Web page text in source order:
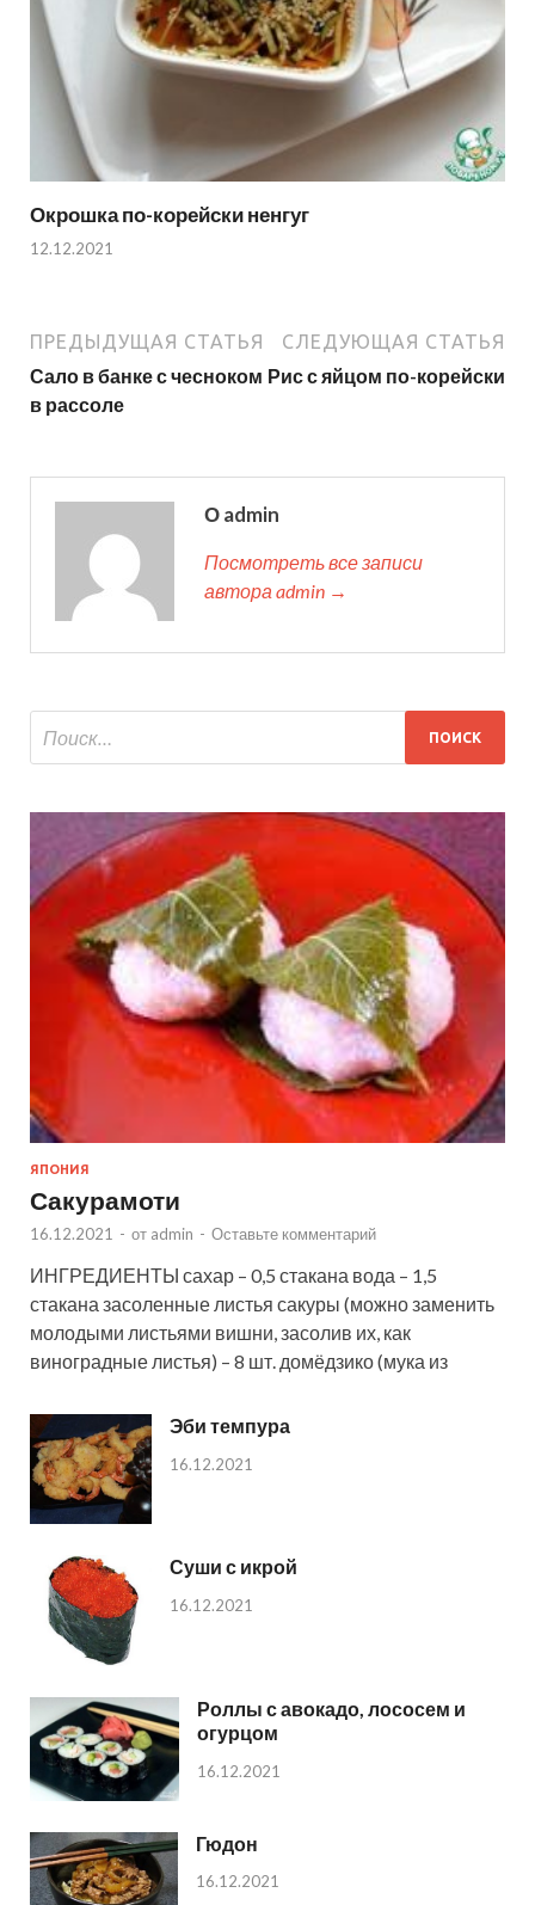
Окрошка по-корейски ненгуг
12.12.2021
ПРЕДЫДУЩАЯ СТАТЬЯ
Сало в банке с чесноком
в рассоле
СЛЕДУЮЩАЯ СТАТЬЯ
Рис с яйцом по-корейски
О admin
Посмотреть все записи
автора admin →
ЯПОНИЯ
Сакурамоти
16.12.2021 - от admin - Оставьте комментарий
ИНГРЕДИЕНТЫ сахар – 0,5 стакана вода – 1,5
стакана засоленные листья сакуры (можно заменить
молодыми листьями вишни, засолив их, как
виноградные листья) – 8 шт. домёдзико (мука из
Эби темпура
16.12.2021
Суши с икрой
16.12.2021
Роллы с авокадо, лососем и
огурцом
16.12.2021
Гюдон
16.12.2021